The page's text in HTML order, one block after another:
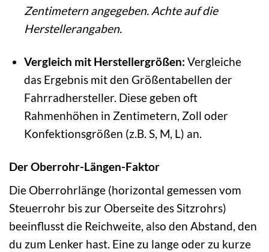
Zentimetern angegeben. Achte auf die
Herstellerangaben.
Vergleich mit Herstellergrößen: Vergleiche
das Ergebnis mit den Größentabellen der
Fahrradhersteller. Diese geben oft
Rahmenhöhen in Zentimetern, Zoll oder
Konfektionsgrößen (z.B. S, M, L) an.
Der Oberrohr-Längen-Faktor
Die Oberrohrlänge (horizontal gemessen vom
Steuerrohr bis zur Oberseite des Sitzrohrs)
beeinflusst die Reichweite, also den Abstand, den
du zum Lenker hast. Eine zu lange oder zu kurze